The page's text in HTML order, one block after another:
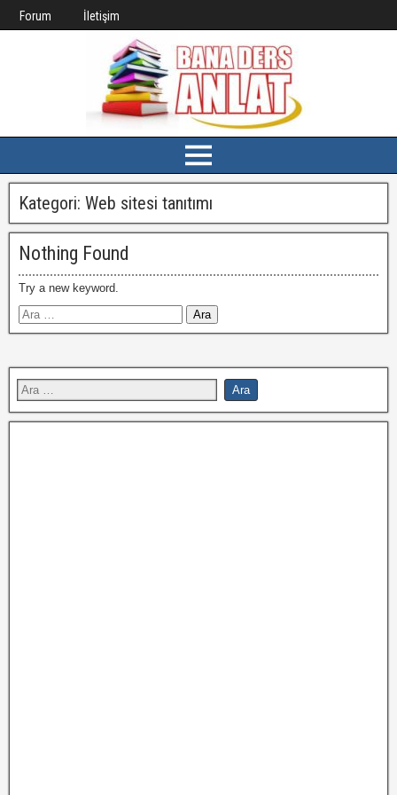
Forum İletişim
Kategori: Web sitesi tanıtımı
Nothing Found
Try a new keyword.
Arama: